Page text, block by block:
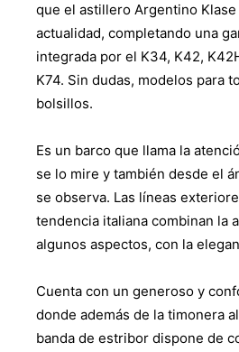
que el astillero Argentino
actualidad, completando una
integrada por el K34, K42,
K74. Sin dudas, modelos para
bolsillos.
Es un barco que llama la
se lo mire y también desde el
se observa. Las líneas
tendencia italiana combinan la
algunos aspectos, con la
Cuenta con un generoso y
donde además de la timonera
banda de estribor dispone de